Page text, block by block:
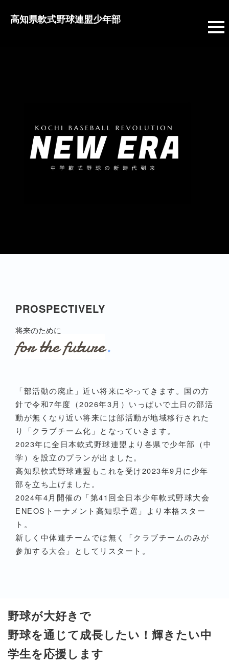
高知県軟式野球連盟少年部
PROSPECTIVELY
将来のために
for the future.
「部活動の廃止」近い将来にやってきます。国の方
針で令和7年度（2026年3月）いっぱいで土日の部活
動が無くなり近い将来には部活動が地域移行された
り「クラブチーム化」となっていきます。
2023年に全日本軟式野球連盟より各県で少年部（中
学）を設立のプランが出ました。
高知県軟式野球連盟もこれを受け2023年9月に少年
部を立ち上げました。
2024年4月開催の「第41回全日本少年軟式野球大会
ENEOSトーナメント高知県予選」より本格スター
ト。
新しく中体連チームでは無く「クラブチームのみが
参加する大会」としてリスタート。
野球が大好きで
野球を通じて成長したい！輝きたい中
学生を応援します